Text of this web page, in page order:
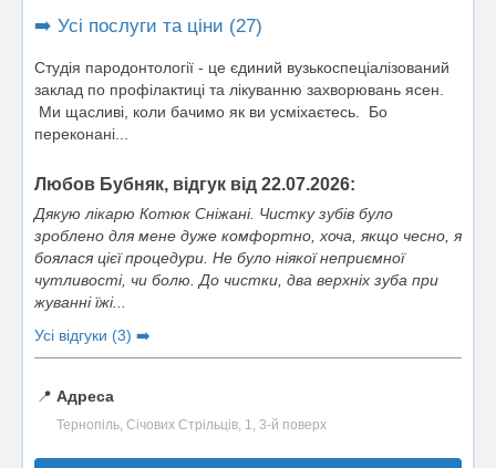
➡️ Усі послуги та ціни (27)
Студія пародонтології - це єдиний вузькоспеціалізований
заклад по профілактиці та лікуванню захворювань ясен.
Ми щасливі, коли бачимо як ви усміхаєтесь. Бо
переконані...
Любов Бубняк, відгук від 22.07.2026:
Дякую лікарю Котюк Сніжані. Чистку зубів було
зроблено для мене дуже комфортно, хоча, якщо чесно, я
боялася цієї процедури. Не було ніякої неприємної
чутливості, чи болю. До чистки, два верхніх зуба при
жуванні їжі...
Усі відгуки (3) ➡️
📍 Адреса
Тернопіль, Січових Стрільців, 1, 3-й поверх